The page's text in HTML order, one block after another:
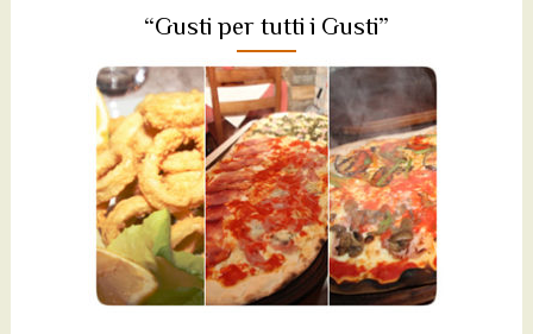
“Gusti per tutti i Gusti”